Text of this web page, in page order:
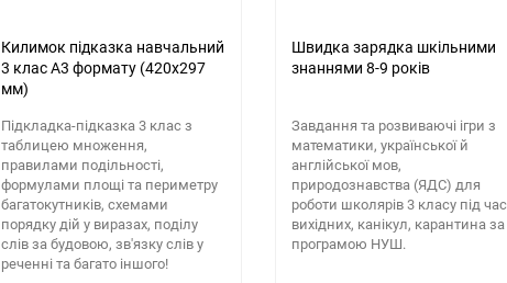
Килимок підказка навчальний
3 клас А3 формату (420х297
мм)
Підкладка-підказка 3 клас з
таблицею множення,
правилами подільності,
формулами площі та периметру
багатокутників, схемами
порядку дій у виразах, поділу
слів за будовою, зв'язку слів у
реченні та багато іншого!
Швидка зарядка шкільними
знаннями 8-9 років
Завдання та розвиваючі ігри з
математики, української й
англійської мов,
природознавства (ЯДС) для
роботи школярів 3 класу під час
вихідних, канікул, карантина за
програмою НУШ.